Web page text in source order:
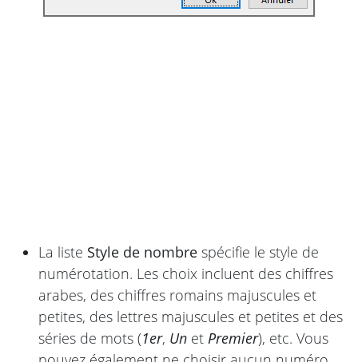
La liste Style de nombre spécifie le style de
numérotation. Les choix incluent des chiffres
arabes, des chiffres romains majuscules et
petites, des lettres majuscules et petites et des
séries de mots (1er, Un et Premier), etc. Vous